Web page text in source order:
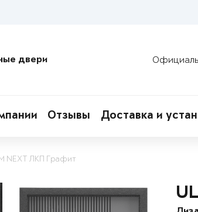
двери
Отзывы Доставка и
NEXT ЛКП Графит